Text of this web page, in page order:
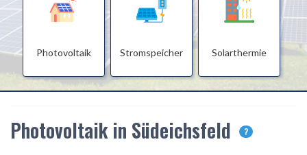
Photovoltaik Stromspeicher Solarthermie
Photovoltaik in Südeichsfeld ?